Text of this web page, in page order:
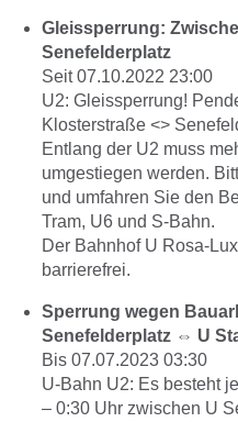
Gleissperrung:
Senefelderplatz
Seit 07.10.2022 23:00
U2: Gleissperrung!
Klosterstraße <>
Entlang der U2 muss
umgestiegen werden.
und umfahren Sie den
Tram, U6 und S-Bahn.
Der Bahnhof U Rosa-
barrierefrei.
Sperrung wegen
Senefelderplatz ⇔ U
Bis 07.07.2023 03:30
U-Bahn U2: Es besteht
– 0:30 Uhr zwischen U